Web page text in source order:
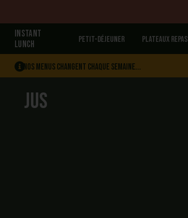
INSTANT
LUNCH
Petit-déjeuner Plateaux repas
Nos menus changent chaque semaine...
Jus